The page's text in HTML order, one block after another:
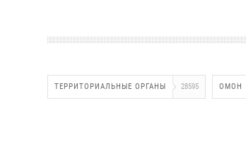
ТЕРРИТОРИАЛЬНЫЕ ОРГАНЫ 28595 ОМОН